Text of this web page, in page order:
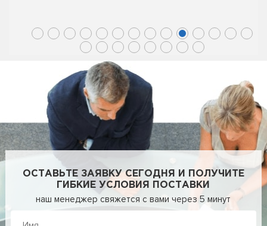
ОСТАВЬТЕ ЗАЯВКУ СЕГОДНЯ И ПОЛУЧИТЕ
ГИБКИЕ УСЛОВИЯ ПОСТАВКИ
наш менеджер свяжется с вами через 5 минут